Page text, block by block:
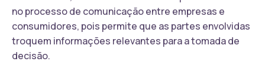
no processo de comunicação entre empresas e
consumidores, pois permite que as partes envolvidas
troquem informações relevantes para a tomada de
decisão.